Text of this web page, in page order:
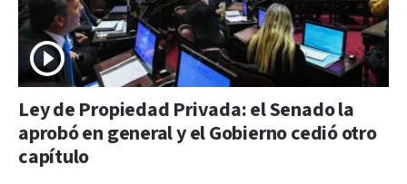
Ley de Propiedad Privada: el Senado la
aprobó en general y el Gobierno cedió otro
capítulo